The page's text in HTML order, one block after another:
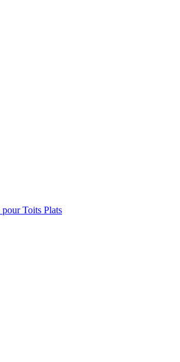
Toits Plats